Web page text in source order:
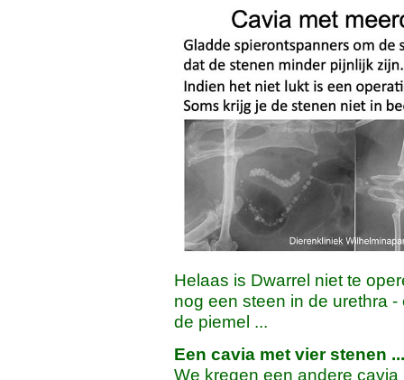
Helaas is Dwarrel niet te
nog een steen in de urethra
de piemel ...
Een cavia met vier stenen
We kregen een andere